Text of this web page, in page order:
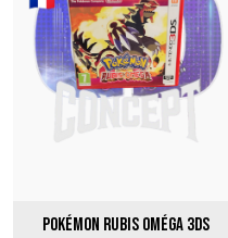
Pokémon rubis Oméga 3DS